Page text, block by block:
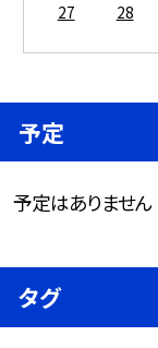
27
28
予定
予定はありません
タグ